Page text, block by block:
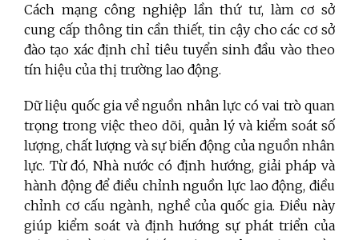
Cách mạng công nghiệp lần thứ tư, làm cơ sở
cung cấp thông tin cần thiết, tin cậy cho các cơ sở
đào tạo xác định chỉ tiêu tuyển sinh đầu vào theo
tín hiệu của thị trường lao động.
Dữ liệu quốc gia về nguồn nhân lực có vai trò quan
trọng trong việc theo dõi, quản lý và kiểm soát số
lượng, chất lượng và sự biến động của nguồn nhân
lực. Từ đó, Nhà nước có định hướng, giải pháp và
hành động để điều chỉnh nguồn lực lao động, điều
chỉnh cơ cấu ngành, nghề của quốc gia. Điều này
giúp kiểm soát và định hướng sự phát triển của